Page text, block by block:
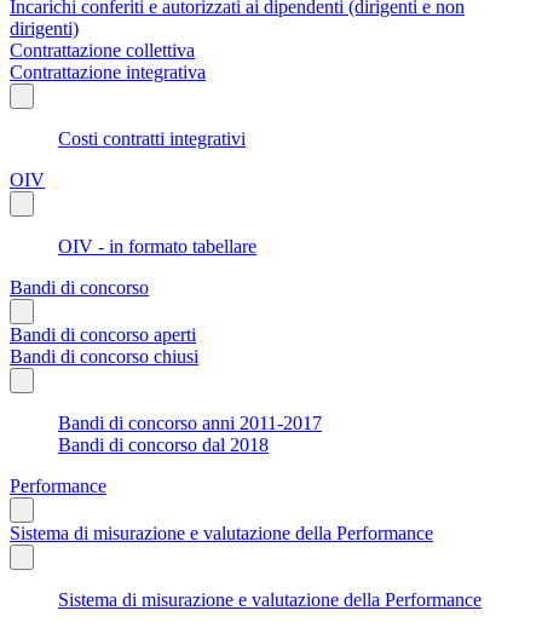
Incarichi conferiti e autorizzati ai dipendenti (dirigenti e non
dirigenti)
Contrattazione collettiva
Contrattazione integrativa
Costi contratti integrativi
OIV
OIV - in formato tabellare
Bandi di concorso
Bandi di concorso aperti
Bandi di concorso chiusi
Bandi di concorso anni 2011-2017
Bandi di concorso dal 2018
Performance
Sistema di misurazione e valutazione della Performance
Sistema di misurazione e valutazione della Performance